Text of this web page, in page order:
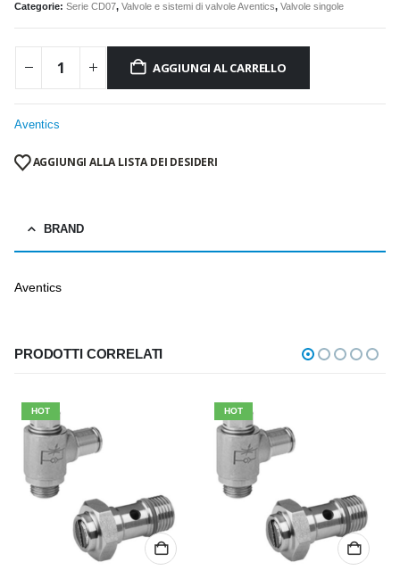
Categorie: Serie CD07, Valvole e sistemi di valvole Aventics, Valvole singole
AGGIUNGI AL CARRELLO
Aventics
AGGIUNGI ALLA LISTA DEI DESIDERI
BRAND
Aventics
PRODOTTI CORRELATI
HOT HOT